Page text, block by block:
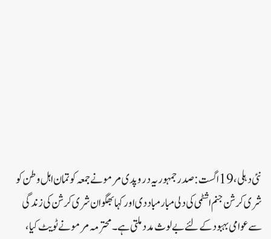
نئی دہلی، 19اگست:صدر جمہوریہ دروپدی مرمو نے جمعہ کو تمان اہل وطن کو
شری کرشن جنم اشٹمی کی دلی مبارمباد دی اور کہا بھگوان شری کرشن کی زندگی
سے عوامی بہبود کے لئے بے لوث مدد ملتی ہے۔محترمہ مرمو نے ٹویٹ کیا،